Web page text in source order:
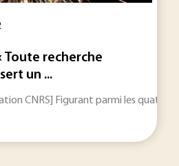
Toute recherche
un ...
CNRS] Figurant parmi les quatre